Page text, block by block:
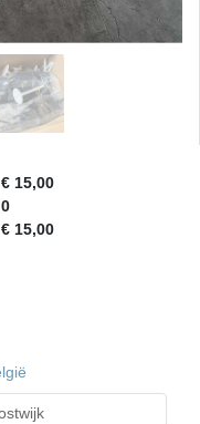
€ 15,00
0
€ 15,00